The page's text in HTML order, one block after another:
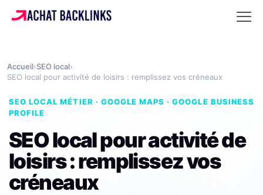
Accueil›SEO local›
SEO local pour activité de loisirs : remplissez vos créneaux
SEO LOCAL MÉTIER · GOOGLE MAPS · GOOGLE BUSINESS
PROFILE
SEO local pour activité de
loisirs : remplissez vos
créneaux